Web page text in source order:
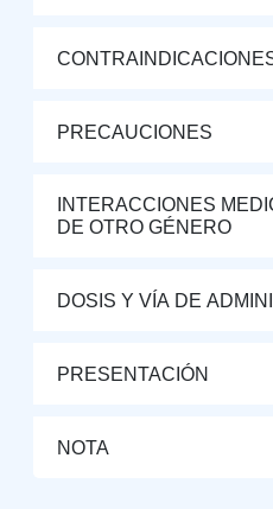
PRECAUCIONES
INTERACCIONES
DE OTRO GÉNERO
DOSIS Y VÍA DE
PRESENTACIÓN
NOTA